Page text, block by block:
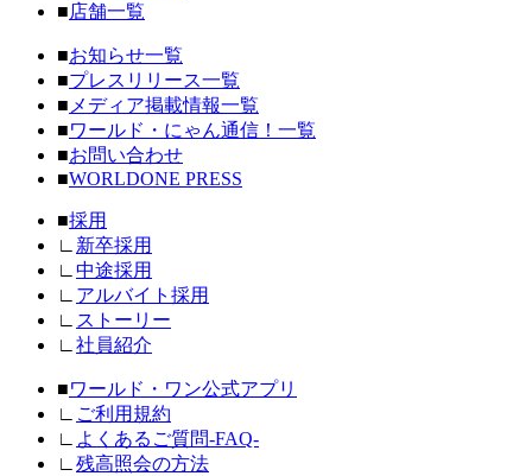
■店舗一覧
■お知らせ一覧
■プレスリリース一覧
■ メディア掲載情報一覧
■ワールド・にゃん通信！一覧
■お問い合わせ
■WORLDONE PRESS
■採用
∟ 新卒採用
∟ 中途採用
∟ アルバイト採用
∟
ストーリー
∟ 社員紹介
■ワールド・ワン公式アプリ
∟
ご利用規約
∟
よくあるご質問-FAQ-
∟ 残高照会の方法